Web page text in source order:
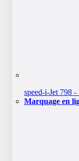
speed-i-Jet 798
Marquage en